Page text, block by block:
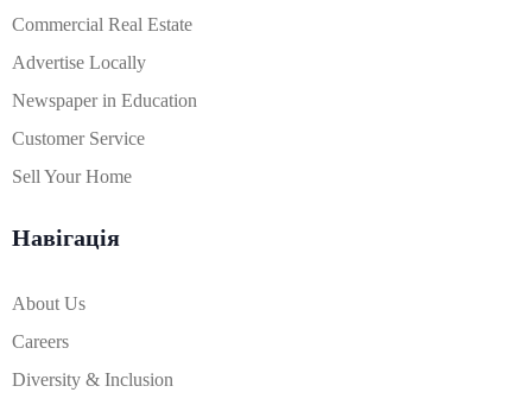
Commercial Real Estate
Advertise Locally
Newspaper in Education
Customer Service
Sell Your Home
Навігація
About Us
Careers
Diversity & Inclusion